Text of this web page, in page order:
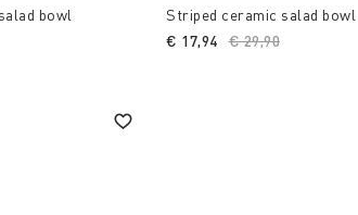
bowl
Striped ceramic salad bowl
Price reduced from
€ 29,90
€ 17,94